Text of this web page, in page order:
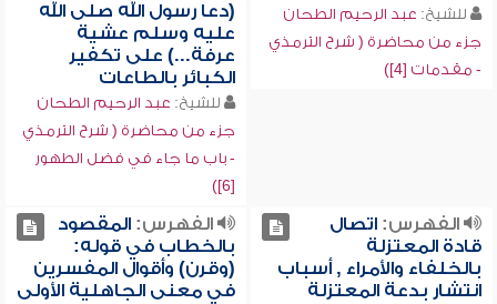
للشيخ: عبد الرحيم الطحان
جزء من محاضرة ( شرح الترمذي
- مقدمات [4])
(دعا رسول الله صلى الله
عليه وسلم عشية
عرفة...) على تكفير
الكبائر بالطاعات
للشيخ: عبد الرحيم الطحان
جزء من محاضرة ( شرح الترمذي
- باب ما جاء في فضل الطهور
[6])
الفهرس:اتصال
قادة المعتزلة
بالخلفاء والأمراء , أسباب
انتشار بدعة المعتزلة
الفهرس:المقصود
بالخطاب في قوله:
(وقرن) وأقوال المفسرين
في معنى الجاهلية الأولى